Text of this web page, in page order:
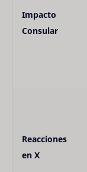
Impacto
Consular
Reacciones
en X